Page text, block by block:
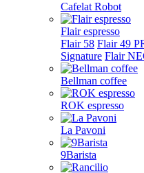
Cafelat Robot
Flair espresso
Flair 58 Flair 49
Signature Flair
Bellman coffee
ROK espresso
La Pavoni
9Barista